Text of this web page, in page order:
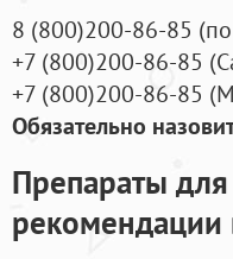
8 (800)200-86-85 (
+7 (800)200-86-85 (
+7 (800)200-86-85 (
Обязательно
Препараты
рекомендации